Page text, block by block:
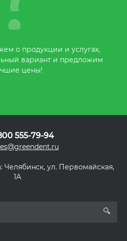
о продукции и услугах,
вариант и предложим
цены!
555-79-94
Челябинск, ул. Первомайская,
1А